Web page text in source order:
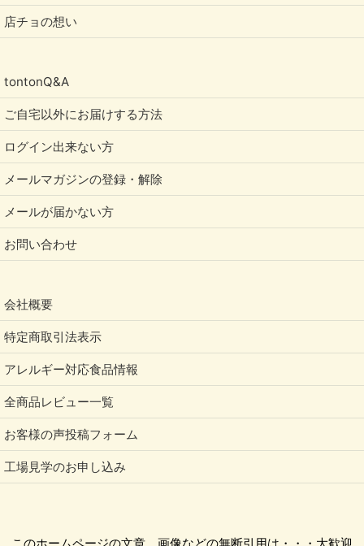
店チョの想い
tontonQ&A
ご自宅以外にお届けする方法
ログイン出来ない方
メールマガジンの登録・解除
メールが届かない方
お問い合わせ
会社概要
特定商取引法表示
アレルギー対応食品情報
全商品レビュー一覧
お客様の声投稿フォーム
工場見学のお申し込み